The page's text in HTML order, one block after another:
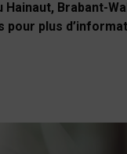
Brabant-
pour plus